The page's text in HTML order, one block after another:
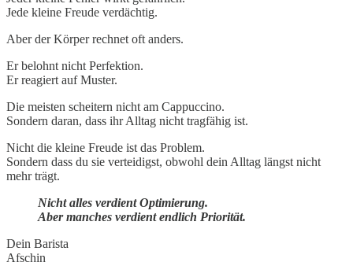
Jede kleine Freude verdächtig.
Aber der Körper rechnet oft anders.
Er belohnt nicht Perfektion.
Er reagiert auf Muster.
Die meisten scheitern nicht am Cappuccino.
Sondern daran, dass ihr Alltag nicht tragfähig ist.
Nicht die kleine Freude ist das Problem.
Sondern dass du sie verteidigst, obwohl dein Alltag längst nicht
mehr trägt.
Nicht alles verdient Optimierung.
Aber manches verdient endlich Priorität.
Dein Barista
Afschin